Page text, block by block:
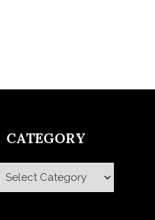
CATEGORY
Category